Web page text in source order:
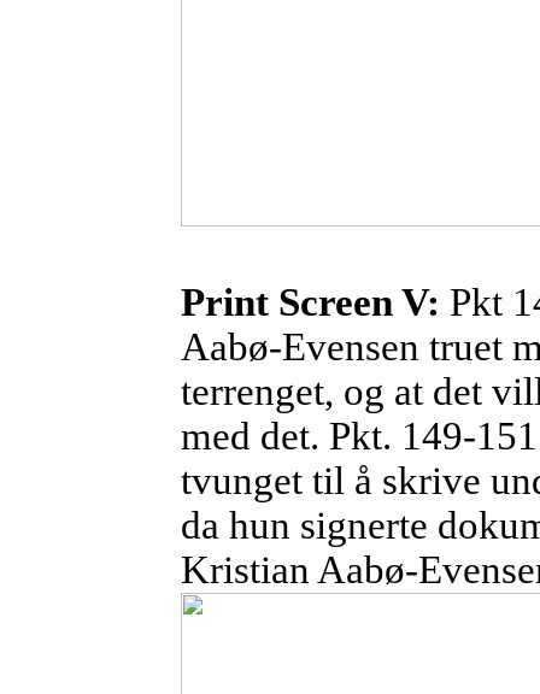
PrintScreen V: Pkt
Aabø-Evensen truet
terrenget, og at det
med det. Pkt. 149-
tvunget til å skrive
da hun signerte
Kristian Aabø-